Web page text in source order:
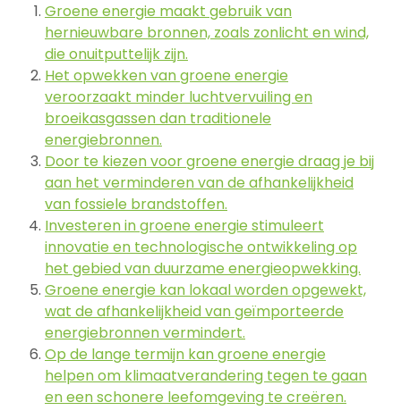
Groene energie maakt gebruik van
hernieuwbare bronnen, zoals zonlicht en wind,
die onuitputtelijk zijn.
Het opwekken van groene energie
veroorzaakt minder luchtvervuiling en
broeikasgassen dan traditionele
energiebronnen.
Door te kiezen voor groene energie draag je bij
aan het verminderen van de afhankelijkheid
van fossiele brandstoffen.
Investeren in groene energie stimuleert
innovatie en technologische ontwikkeling op
het gebied van duurzame energieopwekking.
Groene energie kan lokaal worden opgewekt,
wat de afhankelijkheid van geïmporteerde
energiebronnen vermindert.
Op de lange termijn kan groene energie
helpen om klimaatverandering tegen te gaan
en een schonere leefomgeving te creëren.